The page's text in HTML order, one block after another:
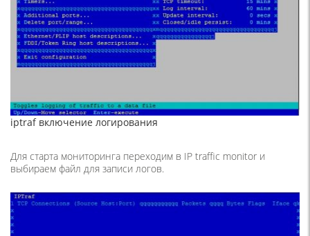
iptraf включение логирования
Для старта мониторинга переходим в IP traffic monitor и
выбираем файл для записи логов.